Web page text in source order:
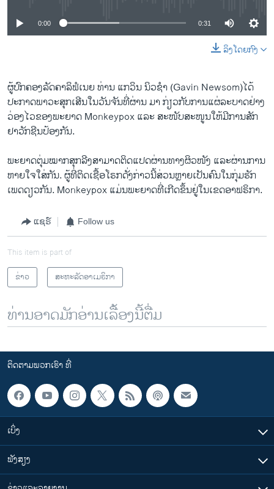
0:00 0:31
ລິງໂດຍກົງ
ຜູ້ປົກຄອງລັດຄາລິຟໍເນຍ ທ່ານ ແກວິນ ນິວຊຳ (Gavin Newsom)ໄດ້
ປະກາດພາວະສຸກເສີນໃນວັນຈັນທີ່ຜ່ານ ມາ ກ່ຽວກັບການແຜ່ລະບາດຢ່າງ
ວ່ອງໄວຂອງພະຍາດ Monkeypox ແລະ ສະໜັບສະໜູນໃຫ້ມີການສັກ
ຢາວັກຊີນປ້ອງກັນ.
ພະຍາດຕຸ່ມໝາກສຸກລີງສາມາດຕິດແປດຜ່ານທາງຜິວໜັງ ແລະຜ່ານການ
ຫາຍໃຈໃສ່ກັນ. ຜູ້ທີ່ຕິດເຊື້ອໂຣກດັ່ງກ່າວນີ້ສ່ວນຫຼາຍເປັນຄົນໃນກຸ່ມຮັກ
ເພດດຽວກັນ. Monkeypox ແມ່ນພະຍາດທີ່ເກີດຂຶ້ນຢູ່ໃນເຂດອາຟຣິກາ.
ແຊຣ໌ Follow us
This item is part of
ຂ່າວ
ສະຫະລັດອາເມຣິກາ
ທ່ານອາດມັກອ່ານເລື້ອງນີ້ຕື່ມ
ຕິດຕາມພວກເຮົາ ທີ່
ເບິ່ງ
ຟັງສຽງ